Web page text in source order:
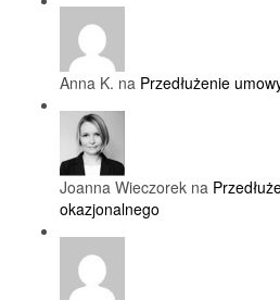
Anna K. na Przedłużenie
Joanna Wieczorek na
okazjonalnego